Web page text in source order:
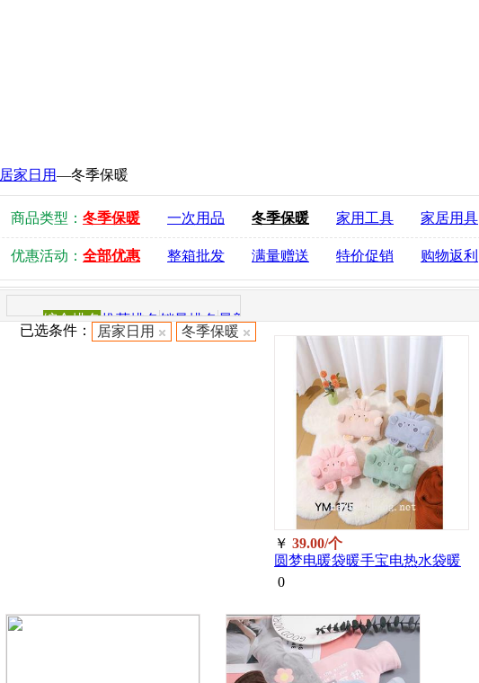
居家日用—冬季保暖
商品类型： 冬季保暖 一次用品 冬季保暖 家用工具 家居用具
优惠活动： 全部优惠 整箱批发 满量赠送 特价促销 购物返利
综合排名推荐排名销量排名最新商品
已选条件： 居家日用 冬季保暖
￥ 39.00/个
圆梦电暖袋暖手宝电热水袋暖
宝宝175(颜色随机)/个
0